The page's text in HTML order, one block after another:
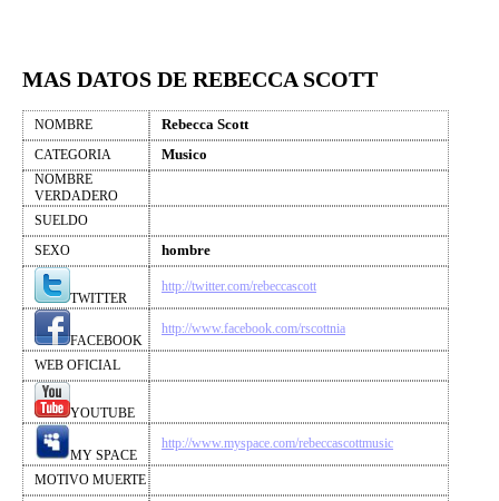
MAS DATOS DE REBECCA SCOTT
NOMBRE Rebecca Scott
CATEGORIA Musico
NOMBRE
VERDADERO
SUELDO
SEXO
hombre
TWITTER
http://twitter.com/rebeccascott
FACEBOOK
http://www.facebook.com/rscottnia
WEB OFICIAL
YOUTUBE
MY SPACE
http://www.myspace.com/rebeccascottmusic
MOTIVO MUERTE